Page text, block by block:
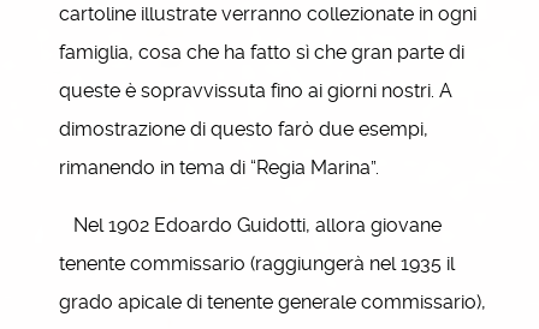
cartoline illustrate verranno collezionate in ogni
famiglia, cosa che ha fatto sì che gran parte di
queste è sopravvissuta fino ai giorni nostri. A
dimostrazione di questo farò due esempi,
rimanendo in tema di “Regia Marina”.
Nel 1902 Edoardo Guidotti, allora giovane
tenente com­missario (raggiungerà nel 1935 il
grado apicale di tenente generale commissario),